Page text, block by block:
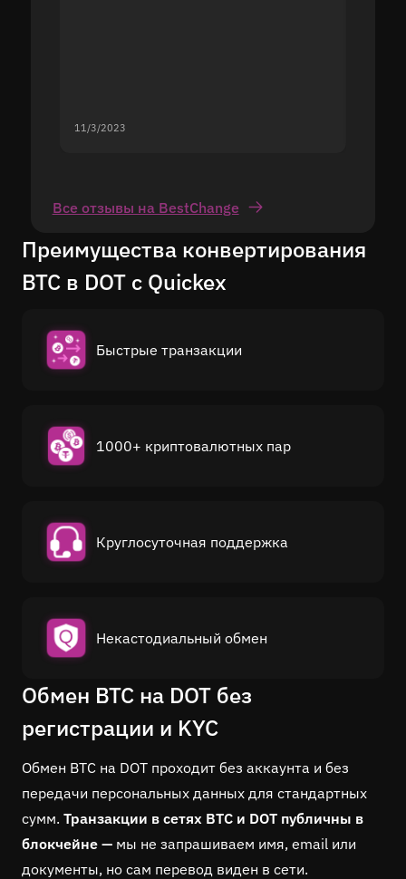
11/3/2023
Все отзывы на BestChange
Преимущества конвертирования
BTC в DOT с Quickex
Быстрые транзакции
1000+ криптовалютных пар
Круглосуточная поддержка
Некастодиальный обмен
Обмен BTC на DOT без
регистрации и KYC
Обмен BTC на DOT проходит без аккаунта и без
передачи персональных данных для стандартных
сумм. Транзакции в сетях BTC и DOT публичны в
блокчейне — мы не запрашиваем имя, email или
документы, но сам перевод виден в сети.